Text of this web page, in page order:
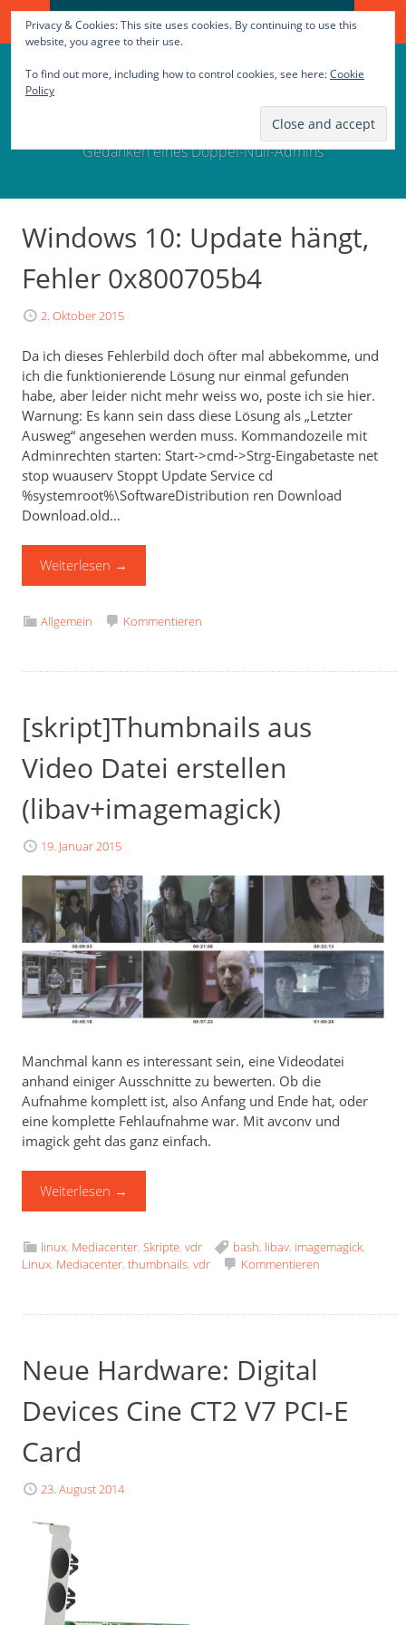
Search
for:
SKIP
TO
00Q Sein Blog
Gedanken eines Doppel-Null-Admins
Windows 10: Update hängt,
Fehler 0x800705b4
2. Oktober 2015
Da ich dieses Fehlerbild doch öfter mal abbekomme, und
ich die funktionierende Lösung nur einmal gefunden
habe, aber leider nicht mehr weiss wo, poste ich sie hier.
Warnung: Es kann sein dass diese Lösung als „Letzter
Ausweg“ angesehen werden muss. Kommandozeile mit
Adminrechten starten: Start->cmd->Strg-Eingabetaste net
stop wuauserv Stoppt Update Service cd
%systemroot%\SoftwareDistribution ren Download
Download.old…
Weiterlesen →
Allgemein Kommentieren
[skript]Thumbnails aus
Video Datei erstellen
(libav+imagemagick)
19. Januar 2015
Manchmal kann es interessant sein, eine Videodatei
anhand einiger Ausschnitte zu bewerten. Ob die
Aufnahme komplett ist, also Anfang und Ende hat, oder
eine komplette Fehlaufnahme war. Mit avconv und
imagick geht das ganz einfach.
Weiterlesen →
linux, Mediacenter,Skripte,vdr bash. libav, imagemagick,
Linux, Mediacenter,thumbnails,vdr Kommentieren
Neue Hardware: Digital
Devices Cine CT2 V7 PCI-E
Card
23. August 2014
Privacy & Cookies: This site uses cookies. By continuing to use this
website, you agree to their use.
To find out more, including how to control cookies, see here:Cookie
Policy